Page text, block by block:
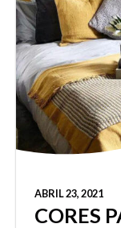
ABRIL 23, 2021
CORES